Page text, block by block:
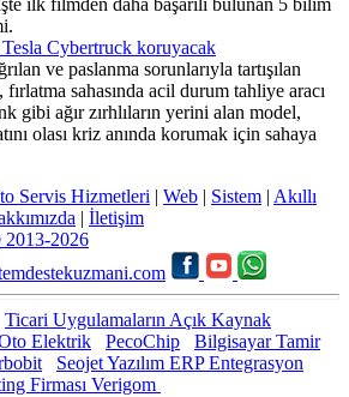
ilk filmden daha başarılı bulunan 5 bilim
Tesla Cybertruck koruyacak
ve paslanma sorunlarıyla tartışılan
sahasında acil durum tahliye aracı
gibi ağır zırhlıların yerini alan model,
olası kriz anında korumak için sahaya
Servis Hizmetleri | Web | Sistem | Akıllı
| İletişim
2013-2026
Ticari Uygulamaların Açık Kaynak
Elektrik PecoChip
Bilgisayar Tamir
Seojet Yazılım ERP Entegrasyon
Firması Verigom